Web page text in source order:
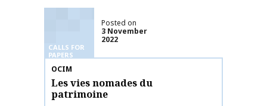
CALLS FOR
PAPERS
Posted on
3 November
2022
Publication name
OCIM
Les vies nomades du
patrimoine